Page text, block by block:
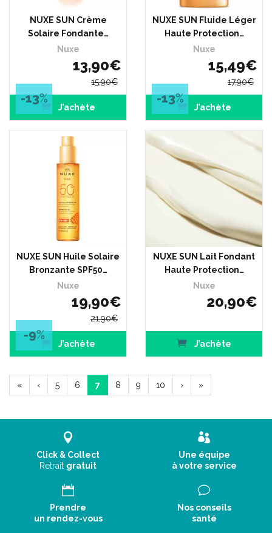
NUXE SUN Crème
Solaire Fondante…
Nuxe
13,90€
15,90€
-13%
J’achète
NUXE SUN Fluide Léger
Haute Protection…
Nuxe
15,49€
17,90€
-13%
J’achète
NUXE SUN Huile Solaire
Bronzante SPF50…
Nuxe
19,90€
21,90€
-9%
J’achète
NUXE SUN Lait Fondant
Haute Protection…
Nuxe
20,90€
J’achète
« ‹ 5 6 7 8 9 10 › »
Click & Collect
Retrait gratuit
Une équipe
à votre service
Prendre
un rendez-vous
Nos conseils
santé